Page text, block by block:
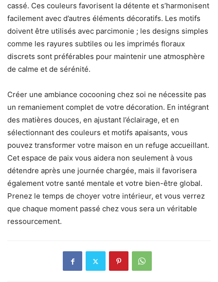
cassé. Ces couleurs favorisent la détente et s’harmonisent
facilement avec d’autres éléments décoratifs. Les motifs
doivent être utilisés avec parcimonie ; les designs simples
comme les rayures subtiles ou les imprimés floraux
discrets sont préférables pour maintenir une atmosphère
de calme et de sérénité.
Créer une ambiance cocooning chez soi ne nécessite pas
un remaniement complet de votre décoration. En intégrant
des matières douces, en ajustant l’éclairage, et en
sélectionnant des couleurs et motifs apaisants, vous
pouvez transformer votre maison en un refuge accueillant.
Cet espace de paix vous aidera non seulement à vous
détendre après une journée chargée, mais il favorisera
également votre santé mentale et votre bien-être global.
Prenez le temps de choyer votre intérieur, et vous verrez
que chaque moment passé chez vous sera un véritable
ressourcement.